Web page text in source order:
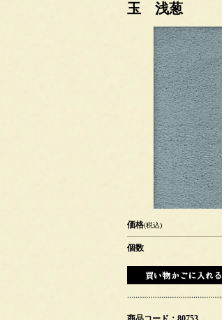
玉 浅葱
価格(税込)
個数